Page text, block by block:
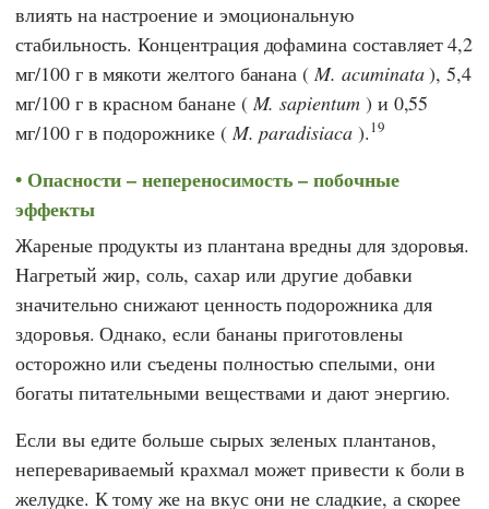
влиять на настроение и эмоциональную
стабильность. Концентрация дофамина составляет 4,2
мг/100 г в мякоти желтого банана (M. acuminata), 5,4
мг/100 г в красном банане ( M. sapientum) и 0,55
мг/100 г в подорожнике ( M. paradisiaca).19
Опасности – непереносимость – побочные
эффекты
Жареные продукты из плантана вредны для здоровья.
Нагретый жир, соль, сахар или другие добавки
значительно снижают ценность подорожника для
здоровья. Однако, если бананы приготовлены
осторожно или съедены полностью спелыми, они
богаты питательными веществами и дают энергию.
Если вы едите больше сырых зеленых плантанов,
неперевариваемый крахмал может привести к боли в
желудке. К тому же на вкус они не сладкие, а скорее